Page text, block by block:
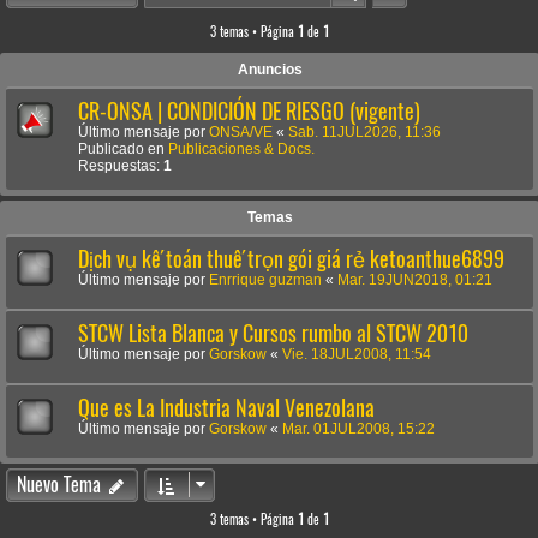
3 temas • Página 1 de 1
Anuncios
CR-ONSA | CONDICIÓN DE RIESGO (vigente)
Último mensaje por ONSA/VE « Sab. 11JUL2026, 11:36
Publicado en Publicaciones & Docs.
Respuestas: 1
Temas
Dịch vụ kế toán thuế trọn gói giá rẻ ketoanthue6899
Último mensaje por Enrrique guzman « Mar. 19JUN2018, 01:21
STCW Lista Blanca y Cursos rumbo al STCW 2010
Último mensaje por Gorskow « Vie. 18JUL2008, 11:54
Que es La Industria Naval Venezolana
Último mensaje por Gorskow « Mar. 01JUL2008, 15:22
Nuevo Tema
3 temas • Página 1 de 1